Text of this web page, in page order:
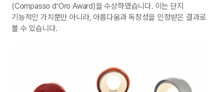
(Compasso d‘Oro Award)을 수상하였습니다. 이는 단지
기능적인 가치뿐만 아니라, 아름다움과 독창성을 인정받은 결과로
볼 수 있습니다.